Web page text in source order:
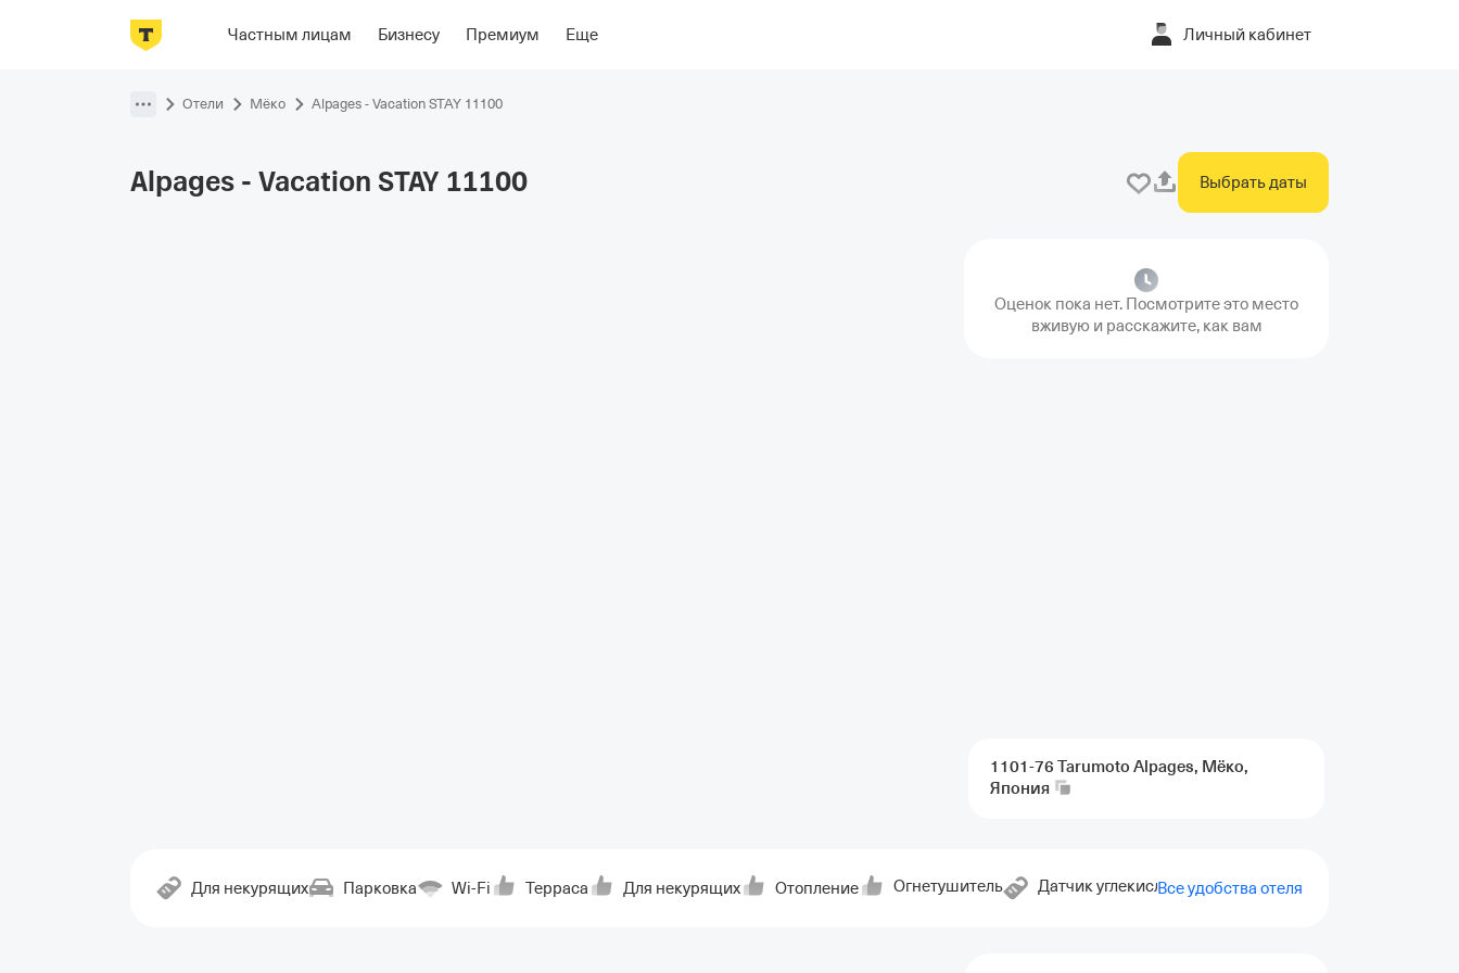
Частным лицам Бизнесу Премиум Еще Личный кабинет
Фотографии НомераРасположениеОб отеле
Отели Мёко Alpages - Vacation STAY 11100
Alpages - Vacation STAY 11100 Выбрать даты
Оценок пока нет. Посмотрите это место
вживую и расскажите, как вам
1101-76 Tarumoto Alpages, Мёко,
Япония
Для некурящих Парковка Wi-Fi Терраса Для некурящих Отопление Огнетушитель Датчик углекислого газа Прачечная
Все удобства отеля